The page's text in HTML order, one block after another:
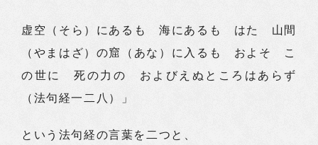
虚空（そら）にあるも 海にあるも はた 山間
（やまはざ）の窟（あな）に入るも およそ こ
の世に 死の力の およびえぬところはあらず
（法句経一二八）」
という法句経の言葉を二つと、